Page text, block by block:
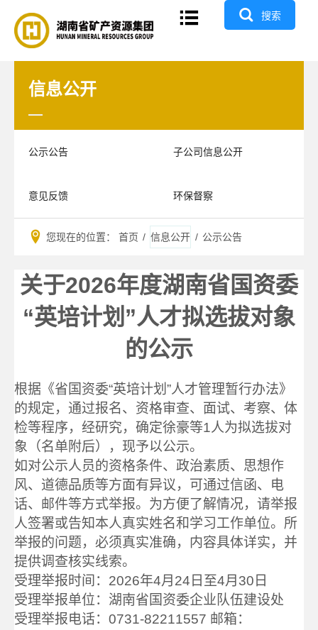
 搜索
信息公开
公示公告 子公司信息公开
意见反馈 环保督察
您现在的位置： 首页 / 信息公开 / 公示公告
关于2026年度湖南省国资委
“英培计划”人才拟选拔对象
的公示
根据《省国资委“英培计划”人才管理暂行办法》
的规定，通过报名、资格审查、面试、考察、体
检等程序，经研究，确定徐豪等1人为拟选拔对
象（名单附后），现予以公示。
如对公示人员的资格条件、政治素质、思想作
风、道德品质等方面有异议，可通过信函、电
话、邮件等方式举报。为方便了解情况，请举报
人签署或告知本人真实姓名和学习工作单位。所
举报的问题，必须真实准确，内容具体详实，并
提供调查核实线索。
受理举报时间：2026年4月24日至4月30日
受理举报单位：湖南省国资委企业队伍建设处
受理举报电话：0731-82211557 邮箱：